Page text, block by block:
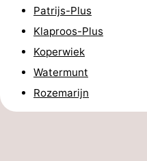
Zandvoort
Zuid-
Holland
Leiden
Bollenstreek
Patrijs-Plus
Klaproos-Plus
Koperwiek
Watermunt
Rozemarijn